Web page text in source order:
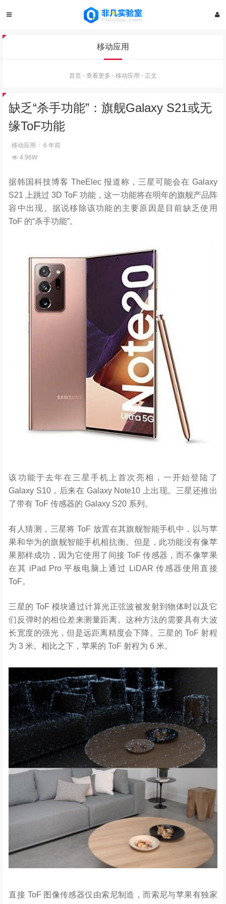
移动应用
首页 - 查看更多 - 移动应用 - 正文
缺乏“杀手功能”：旗舰Galaxy S21或无
缘ToF功能
移动应用
6 年前
4.96W
据韩国科技博客 TheElec 报道称，三星可能会在 Galaxy
S21 上跳过 3D ToF 功能，这一功能将在明年的旗舰产品阵
容中出现。据说移除该功能的主要原因是目前缺乏使用
ToF 的“杀手功能”。
该功能于去年在三星手机上首次亮相，一开始登陆了
Galaxy S10，后来在 Galaxy Note10 上出现。三星还推出
了带有 ToF 传感器的 Galaxy S20 系列。
有人猜测，三星将 ToF 放置在其旗舰智能手机中，以与苹
果和华为的旗舰智能手机相抗衡。但是，此功能没有像苹
果那样成功，因为它使用了间接 ToF 传感器，而不像苹果
在其 iPad Pro 平板电脑上通过 LiDAR 传感器使用直接
ToF。
三星的 ToF 模块通过计算光正弦波被发射到物体时以及它
们反弹时的相位差来测量距离。这种方法的需要具有大波
长宽度的强光，但是远距离精度会下降。三星的 ToF 射程
为 3 米。相比之下，苹果的 ToF 射程为 6 米。
直接 ToF 图像传感器仅由索尼制造，而索尼与苹果有独家